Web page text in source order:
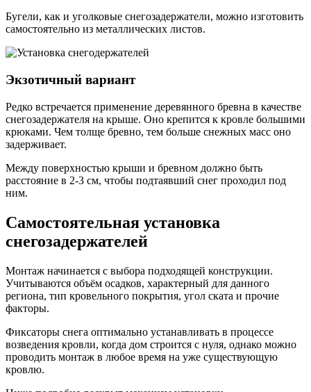
Бугели, как и уголковые снегозадержатели, можно изготовить
самостоятельно из металлических листов.
Экзотичный вариант
Редко встречается применение деревянного бревна в качестве
снегозадержателя на крыше. Оно крепится к кровле большими
крюками. Чем толще бревно, тем больше снежных масс оно
задерживает.
Между поверхностью крыши и бревном должно быть
расстояние в 2-3 см, чтобы подтаявший снег проходил под
ним.
Самостоятельная установка
снегозадержателей
Монтаж начинается с выбора подходящей конструкции.
Учитываются объём осадков, характерный для данного
региона, тип кровельного покрытия, угол ската и прочие
факторы.
Фиксаторы снега оптимально устанавливать в процессе
возведения кровли, когда дом строится с нуля, однако можно
проводить монтаж в любое время на уже существующую
кровлю.